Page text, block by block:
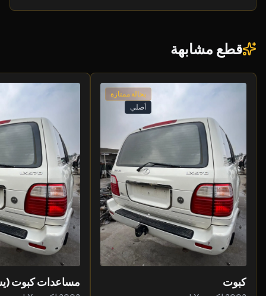
قطع مشابهة
بحالة ممتازة
أصلي
كبوت مساعدات كبوت